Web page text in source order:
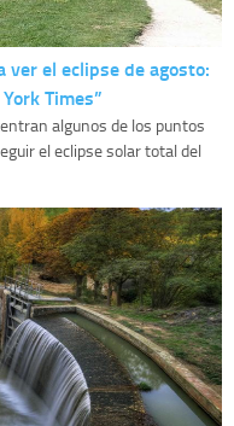
ver el eclipse de agosto:
Times”
algunos de los puntos
el eclipse solar total del